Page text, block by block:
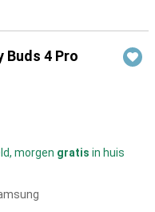
Buds 4 Pro
morgen gratis in huis